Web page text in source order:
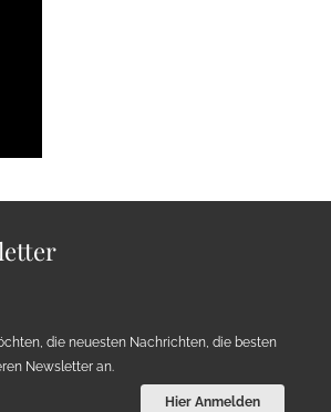
die neuesten Nachrichten, die besten
Newsletter an.
Hier Anmelden